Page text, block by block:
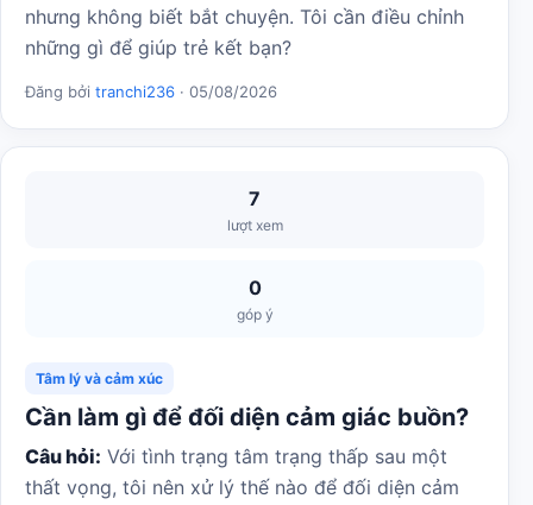
nhưng không biết bắt chuyện. Tôi cần điều chỉnh
những gì để giúp trẻ kết bạn?
Đăng bởi tranchi236 · 05/08/2026
7
lượt xem
0
góp ý
Tâm lý và cảm xúc
Cần làm gì để đối diện cảm giác buồn?
Câu hỏi: Với tình trạng tâm trạng thấp sau một
thất vọng, tôi nên xử lý thế nào để đối diện cảm